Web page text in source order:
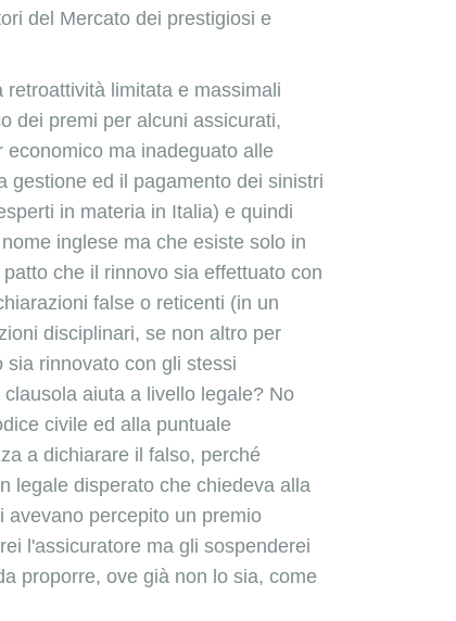
del Mercato dei prestigiosi e
limitata e massimali
dei premi per alcuni assicurati,
ma inadeguato alle
gestione ed il pagamento dei sinistri
in materia in Italia) e quindi
inglese ma che esiste solo in
che il rinnovo sia effettuato con
false o reticenti (in un
disciplinari, se non altro per
rinnovato con gli stessi
aiuta a livello legale? No
civile ed alla puntuale
a dichiarare il falso, perché
legale disperato che chiedeva alla
avevano percepito un premio
l'assicuratore ma gli sospenderei
proporre, ove già non lo sia, come